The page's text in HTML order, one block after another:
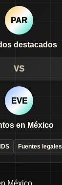
PAR
destacados
VS
EVE
en México
Fuentes legales
México